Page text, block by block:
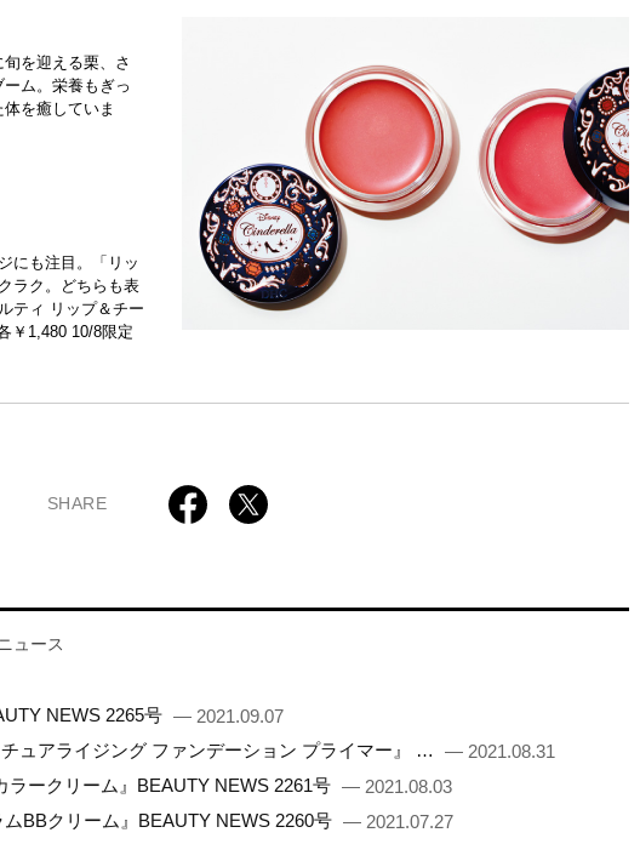
を迎える栗、さ
ム。栄養もぎっ
を癒していま
にも注目。「リッ
ラク。どちらも表
ティ リップ＆チー
￥1,480 10/8限定
SHARE
ュース
NEWS 2265号 — 2021.09.07
チュアライジング ファンデーション プライマー』 …
— 2021.08.31
ラークリーム』BEAUTY NEWS 2261号 — 2021.08.03
BBクリーム』BEAUTY NEWS 2260号 — 2021.07.27